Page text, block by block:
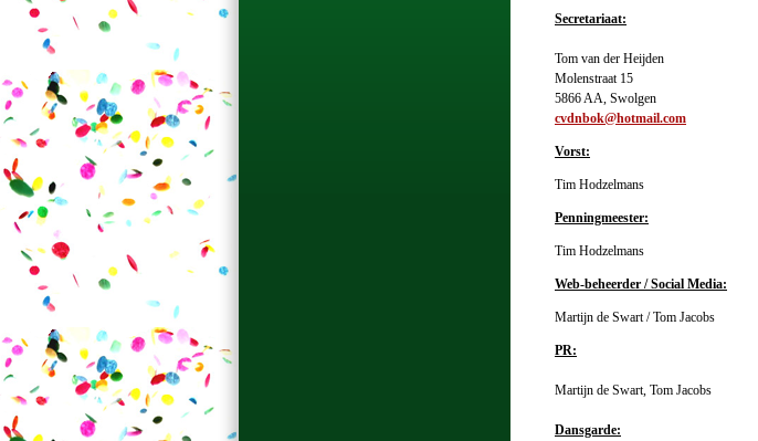
Secretariaat:
Tom van der Heijden
Molenstraat 15
5866 AA, Swolgen
cvdnbok@hotmail.com
Vorst:
Tim Hodzelmans
Penningmeester:
Tim Hodzelmans
Web-beheerder / Social Media:
Martijn de Swart / Tom Jacobs
PR:
Martijn de Swart, Tom Jacobs
Dansgarde: